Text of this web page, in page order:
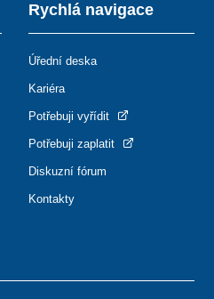
Rychlá navigace
Úřední deska
Kariéra
Potřebuji vyřídit
Potřebuji zaplatit
Diskuzní fórum
Kontakty